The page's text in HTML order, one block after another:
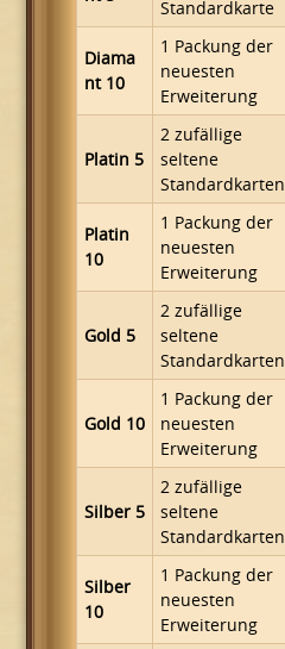
Standardkarte
Diama
nt 10
1 Packung der
neuesten
Erweiterung
Platin 5
2 zufällige
seltene
Standardkarten
Platin
10
1 Packung der
neuesten
Erweiterung
Gold 5
2 zufällige
seltene
Standardkarten
Gold 10
1 Packung der
neuesten
Erweiterung
Silber 5
2 zufällige
seltene
Standardkarten
Silber
10
1 Packung der
neuesten
Erweiterung